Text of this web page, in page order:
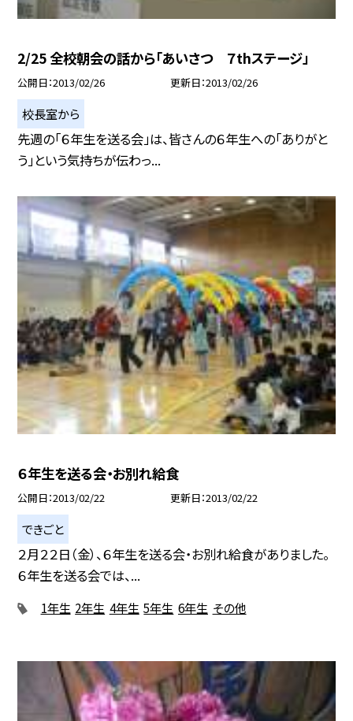
2/25 全校朝会の話から「あいさつ ７thステージ」
公開日 2013/02/26 更新日 2013/02/26
校長室から
先週の「６年生を送る会」は、皆さんの６年生への「ありがと
う」という気持ちが伝わっ...
６年生を送る会・お別れ給食
公開日 2013/02/22 更新日 2013/02/22
できごと
２月２２日（金）、６年生を送る会・お別れ給食がありました。
６年生を送る会では、...
1年生 2年生 4年生 5年生 6年生 その他